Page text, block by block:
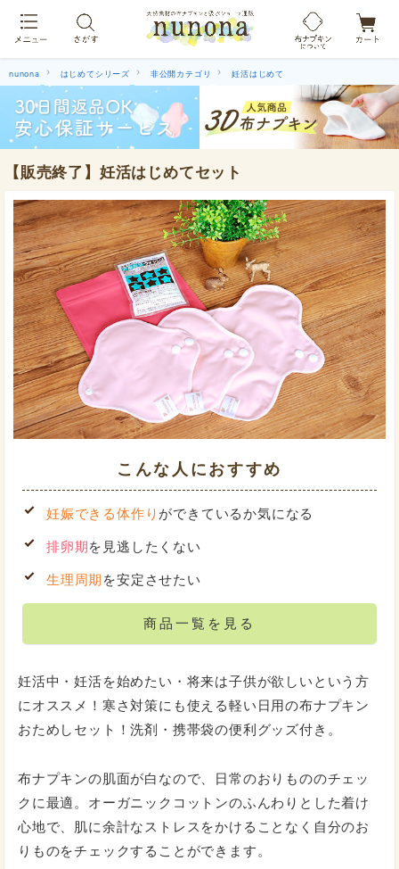
nunona はじめてシリーズ 非公開カテゴリ 妊活はじめて
【販売終了】妊活はじめてセット
こんな人におすすめ
妊娠できる体作り ができているか気になる
排卵期を見逃したくない
生理周期 を安定させたい
商品一覧を見る
17cm｜オーガニック
3層極薄スリム…1枚
17cm｜オーガニック
4層スリム…1枚
妊活中・妊活を始めたい・将来は子供が欲しいという方
にオススメ！寒さ対策にも使える軽い日用の布ナプキン
おためしセット！洗剤・携帯袋の便利グッズ付き。
布ナプキンの肌面が白なので、日常のおりもののチェッ
クに最適。オーガニックコットンのふんわりとした着け
心地で、肌に余計なストレスをかけることなく自分のお
りものをチェックすることができます。